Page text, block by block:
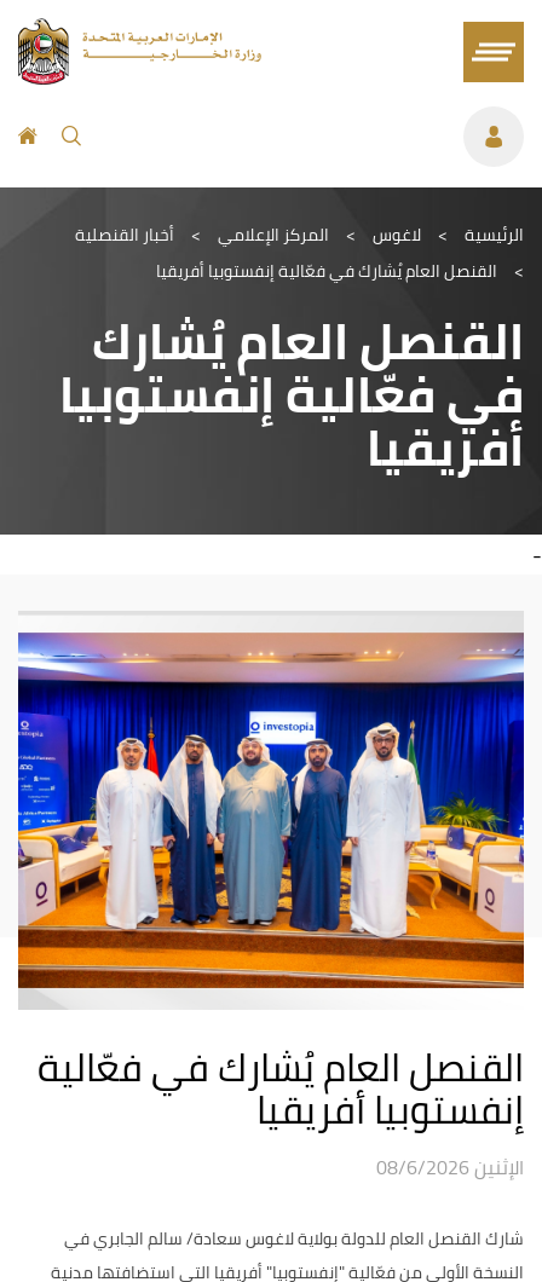
الرئيسية > لاغوس > المركز الإعلامي > أخبار القنصلية
> القنصل العام يُشارك في فعّالية إنفستوبيا أفريقيا
القنصل العام يُشارك
في فعّالية إنفستوبيا
أفريقيا
-
القنصل العام يُشارك في فعّالية
إنفستوبيا أفريقيا
الإثنين 08/6/2026
شارك القنصل العام للدولة بولاية لاغوس سعادة/ سالم الجابري في
النسخة الأولى من فعّالية "إنفستوبيا" أفريقيا التي استضافتها مدنية